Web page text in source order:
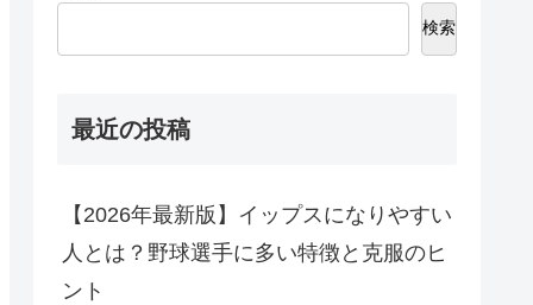
検索
最近の投稿
【2026年最新版】イップスになりやすい
人とは？野球選手に多い特徴と克服のヒ
ント